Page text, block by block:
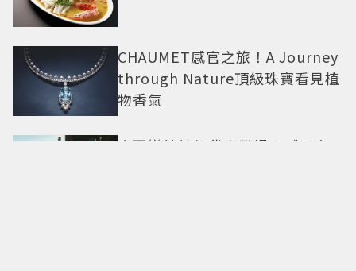
CHAUMET感官之旅！A Journey
through Nature頂級珠寶看見植
物香氣
今夏戀綜神顏代表登場？《不良